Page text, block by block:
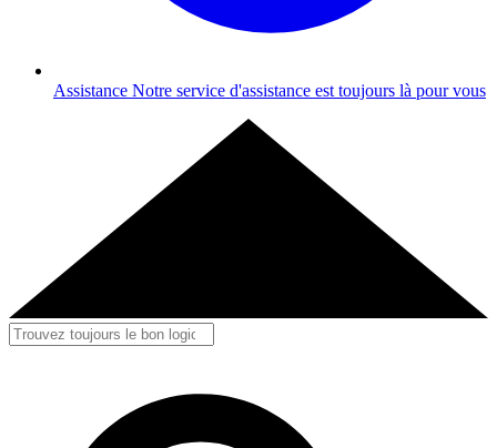
Assistance Notre service d'assistance est toujours là pour vous